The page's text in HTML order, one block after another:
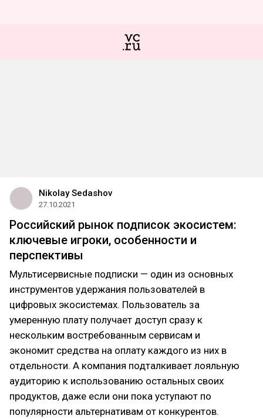
Nikolay Sedashov
27.10.2021
Российский рынок подписок экосистем:
ключевые игроки, особенности и
перспективы
Мультисервисные подписки — один из основных
инструментов удержания пользователей в
цифровых экосистемах. Пользователь за
умеренную плату получает доступ сразу к
нескольким востребованным сервисам и
экономит средства на оплату каждого из них в
отдельности. А компания подталкивает лояльную
аудиторию к использованию остальных своих
продуктов, даже если они пока уступают по
популярности альтернативам от конкурентов.